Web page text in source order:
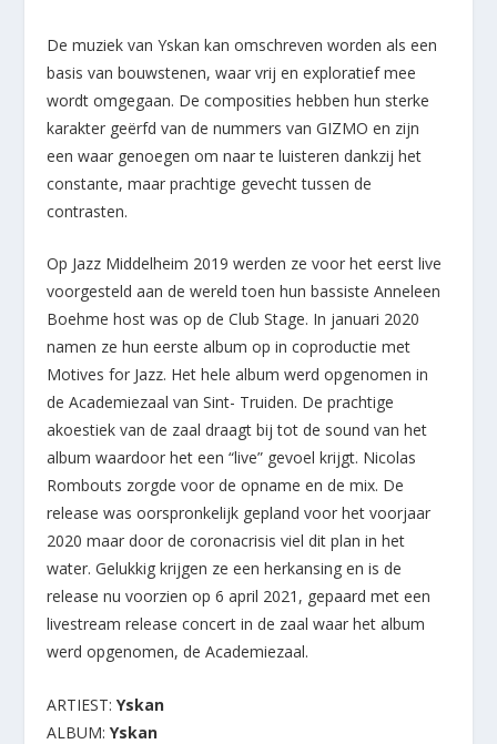
De muziek van Yskan kan omschreven worden als een
basis van bouwstenen, waar vrij en exploratief mee
wordt omgegaan. De composities hebben hun sterke
karakter geërfd van de nummers van GIZMO en zijn
een waar genoegen om naar te luisteren dankzij het
constante, maar prachtige gevecht tussen de
contrasten.
Op Jazz Middelheim 2019 werden ze voor het eerst live
voorgesteld aan de wereld toen hun bassiste Anneleen
Boehme host was op de Club Stage. In januari 2020
namen ze hun eerste album op in coproductie met
Motives for Jazz. Het hele album werd opgenomen in
de Academiezaal van Sint- Truiden. De prachtige
akoestiek van de zaal draagt bij tot de sound van het
album waardoor het een “live” gevoel krijgt. Nicolas
Rombouts zorgde voor de opname en de mix. De
release was oorspronkelijk gepland voor het voorjaar
2020 maar door de coronacrisis viel dit plan in het
water. Gelukkig krijgen ze een herkansing en is de
release nu voorzien op 6 april 2021, gepaard met een
livestream release concert in de zaal waar het album
werd opgenomen, de Academiezaal.
ARTIEST:Yskan
ALBUM:Yskan